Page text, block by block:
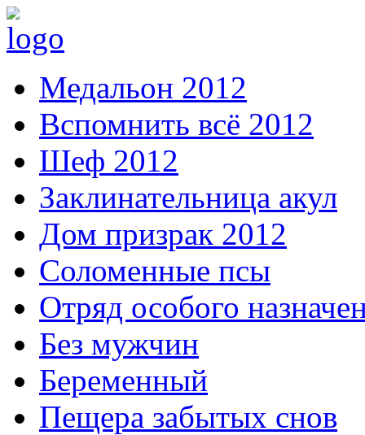
Медальон 2012
Вспомнить всё 2012
Шеф 2012
Заклинательница акул
Дом призрак 2012
Соломенные псы
Отряд особого
Без мужчин
Беременный
Пещера забытых снов